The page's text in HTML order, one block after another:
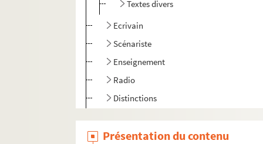
Textes divers
Ecrivain
Scénariste
Enseignement
Radio
Distinctions
Mémoires
Présentation du contenu